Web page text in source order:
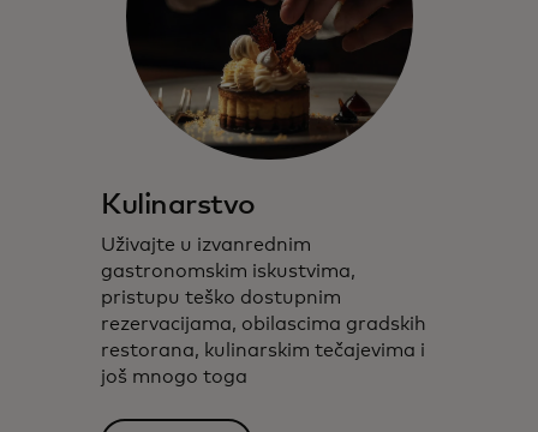
Kulinarstvo
Uživajte u izvanrednim
gastronomskim iskustvima,
pristupu teško dostupnim
rezervacijama, obilascima gradskih
restorana, kulinarskim tečajevima i
još mnogo toga